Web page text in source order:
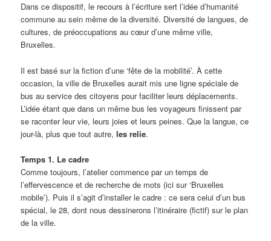
Dans ce dispositif, le recours à l’écriture sert l’idée d’humanité
commune au sein même de la diversité. Diversité de langues, de
cultures, de préoccupations au cœur d’une même ville,
Bruxelles.
Il est basé sur la fiction d’une ‘fête de la mobilité’. À cette
occasion, la ville de Bruxelles aurait mis une ligne spéciale de
bus au service des citoyens pour faciliter leurs déplacements.
L’idée étant que dans un même bus les voyageurs finissent par
se raconter leur vie, leurs joies et leurs peines. Que la langue, ce
jour-là, plus que tout autre,les relie.
Temps 1. Le cadre
Comme toujours, l’atelier commence par un temps de
l’effervescence et de recherche de mots (ici sur ‘Bruxelles
mobile’). Puis il s’agit d’installer le cadre : ce sera celui d’un bus
spécial, le 28, dont nous dessinerons l’itinéraire (fictif) sur le plan
de la ville.